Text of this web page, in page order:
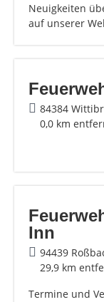
Neuigkeiten
auf unserer
84384
0,0 km
Inn
94439
29,9 km
Termine und